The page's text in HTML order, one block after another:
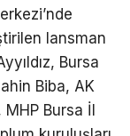
lansman
Bursa
Biba, AK
MHP Bursa İl